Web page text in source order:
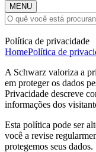
MENU
Política de privacidade
HomePolítica de
A Schwarz valoriza a
em proteger os dados
Privacidade descreve
informações dos
Esta política pode ser
você a revise
protegemos seus dados.